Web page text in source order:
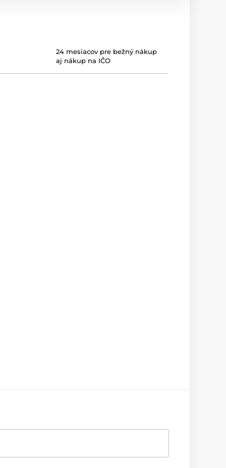
24 mesiacov pre bežný nákup
aj nákup na IČO